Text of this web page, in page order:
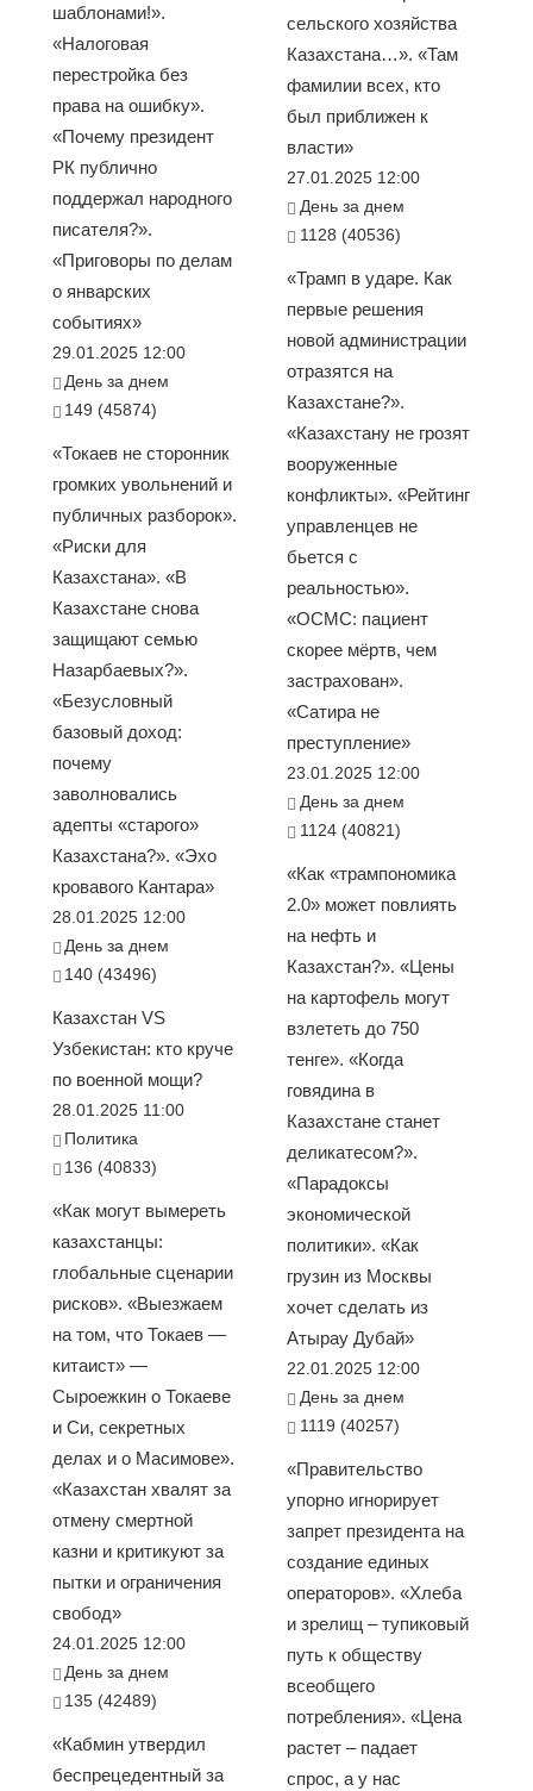
шаблонами!».
«Налоговая
перестройка без
права на ошибку».
«Почему президент
РК публично
поддержал народного
писателя?».
«Приговоры по делам
о январских
событиях»
29.01.2025 12:00
День за днем
149 (45874)
«Токаев не сторонник
громких увольнений и
публичных разборок».
«Риски для
Казахстана». «В
Казахстане снова
защищают семью
Назарбаевых?».
«Безусловный
базовый доход:
почему
заволновались
адепты «старого»
Казахстана?». «Эхо
кровавого Кантара»
28.01.2025 12:00
День за днем
140 (43496)
Казахстан VS
Узбекистан: кто круче
по военной мощи?
28.01.2025 11:00
Политика
136 (40833)
«Как могут вымереть
казахстанцы:
глобальные сценарии
рисков». «Выезжаем
на том, что Токаев —
китаист» —
Сыроежкин о Токаеве
и Си, секретных
делах и о Масимове».
«Казахстан хвалят за
отмену смертной
казни и критикуют за
пытки и ограничения
свобод»
24.01.2025 12:00
День за днем
135 (42489)
«Кабмин утвердил
беспрецедентный за
сельского хозяйства
Казахстана…». «Там
фамилии всех, кто
был приближен к
власти»
27.01.2025 12:00
День за днем
1128 (40536)
«Трамп в ударе. Как
первые решения
новой администрации
отразятся на
Казахстане?».
«Казахстану не грозят
вооруженные
конфликты». «Рейтинг
управленцев не
бьется с
реальностью».
«ОСМС: пациент
скорее мёртв, чем
застрахован».
«Сатира не
преступление»
23.01.2025 12:00
День за днем
1124 (40821)
«Как «трампономика
2.0» может повлиять
на нефть и
Казахстан?». «Цены
на картофель могут
взлететь до 750
тенге». «Когда
говядина в
Казахстане станет
деликатесом?».
«Парадоксы
экономической
политики». «Как
грузин из Москвы
хочет сделать из
Атырау Дубай»
22.01.2025 12:00
День за днем
1119 (40257)
«Правительство
упорно игнорирует
запрет президента на
создание единых
операторов». «Хлеба
и зрелищ – тупиковый
путь к обществу
всеобщего
потребления». «Цена
растет – падает
спрос, а у нас